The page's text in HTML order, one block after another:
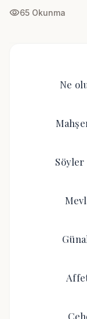
visibility65 Okunma
Ne